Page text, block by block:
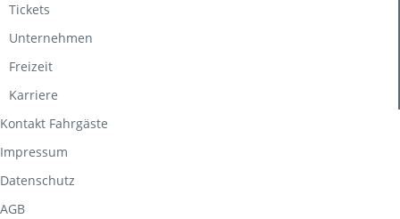
Tickets
Unternehmen
Freizeit
Karriere
Kontakt Fahrgäste
Impressum
Datenschutz
AGB